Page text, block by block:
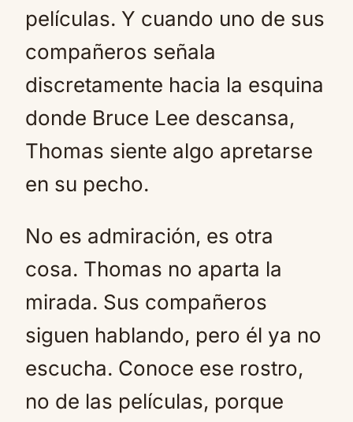
películas. Y cuando uno de sus
compañeros señala
discretamente hacia la esquina
donde Bruce Lee descansa,
Thomas siente algo apretarse
en su pecho.
No es admiración, es otra
cosa. Thomas no aparta la
mirada. Sus compañeros
siguen hablando, pero él ya no
escucha. Conoce ese rostro,
no de las películas, porque